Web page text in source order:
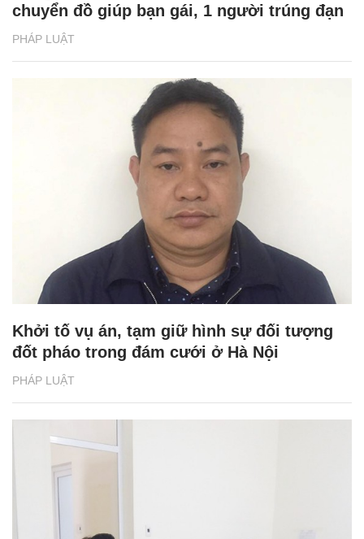
PHÁP LUẬT
chuyển đồ giúp bạn gái, 1 người trúng đạn
PHÁP LUẬT
Khởi tố vụ án, tạm giữ hình sự đối tượng
đốt pháo trong đám cưới ở Hà Nội